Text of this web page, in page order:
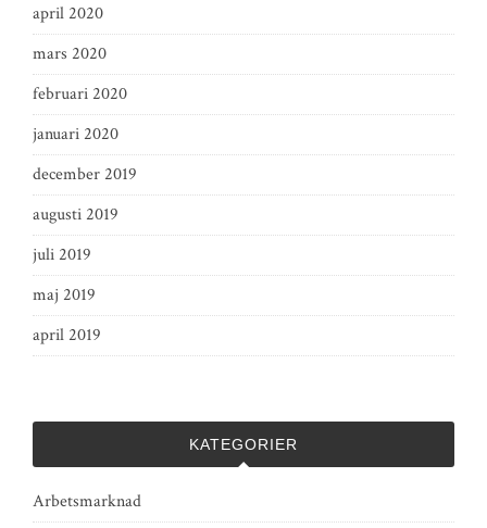
april 2020
mars 2020
februari 2020
januari 2020
december 2019
augusti 2019
juli 2019
maj 2019
april 2019
KATEGORIER
Arbetsmarknad